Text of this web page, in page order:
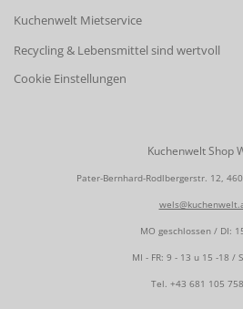
Kuchenwelt Mietservice
Recycling & Lebensmittel sind wertvoll
Cookie Einstellungen
Kuchenwelt Shop
Pater-Bernhard-Rodlbergerstr. 12,
MO geschlossen / DI:
MI - FR: 9 - 13 u 15 -18 /
Tel. +43 681 105